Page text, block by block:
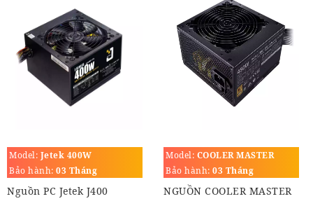
Model: Jetek 400W
Bảo hành: 03 Tháng
Nguồn PC Jetek J400
Model: COOLER MASTER
MWE V2 230V 450W (80
PLUS BRONZE)
Bảo hành: 03 Tháng
NGUỒN COOLER MASTER